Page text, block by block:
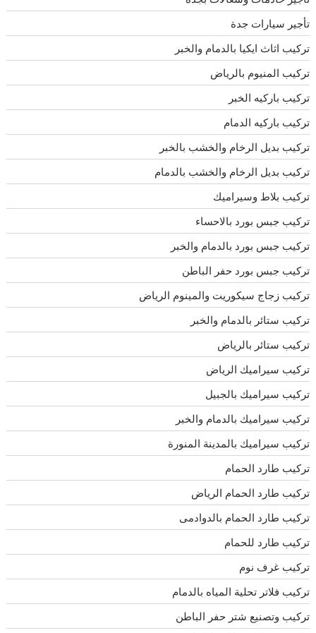
تأجير سيارات جدة
تركيب اثاث ايكيا بالدمام والخبر
تركيب المنيوم بالرياض
تركيب باركيه الخبر
تركيب باركيه الدمام
تركيب بديل الرخام والخشب بالخبر
تركيب بديل الرخام والخشب بالدمام
تركيب بلاط وسيراميك
تركيب جبس بورد بالاحساء
تركيب جبس بورد بالدمام والخبر
تركيب جبس بورد حفر الباطن
تركيب زجاج سيكوريت والمينوم الرياض
تركيب ستائر بالدمام والخبر
تركيب ستائر بالرياض
تركيب سيراميك الرياض
تركيب سيراميك بالجبيل
تركيب سيراميك بالدمام والخبر
تركيب سيراميك بالمدينة المنورة
تركيب طارد الحمام
تركيب طارد الحمام الرياض
تركيب طارد الحمام بالدوادمى
تركيب طارد للحمام
تركيب غرف نوم
تركيب فلاتر تحلية المياه بالدمام
تركيب وتصنيع شتر حفر الباطن